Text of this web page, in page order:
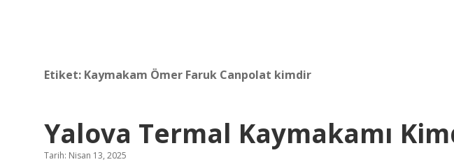
Etiket: Kaymakam Ömer Faruk Canpolat kimdir
Yalova Termal Kaymakamı
Tarih: Nisan 13, 2025